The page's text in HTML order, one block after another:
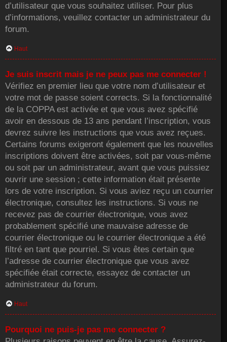
d’utilisateur que vous souhaitez utiliser. Pour plus
d’informations, veuillez contacter un administrateur du
forum.
Haut
Je suis inscrit mais je ne peux pas me connecter !
Vérifiez en premier lieu que votre nom d’utilisateur et
votre mot de passe soient corrects. Si la fonctionnalité
de la COPPA est activée et que vous avez spécifié
avoir en dessous de 13 ans pendant l’inscription, vous
devrez suivre les instructions que vous avez reçues.
Certains forums exigeront également que les nouvelles
inscriptions doivent être activées, soit par vous-même
ou soit par un administrateur, avant que vous puissiez
ouvrir une session ; cette information était présente
lors de votre inscription. Si vous aviez reçu un courrier
électronique, consultez les instructions. Si vous ne
recevez pas de courrier électronique, vous avez
probablement spécifié une mauvaise adresse de
courrier électronique ou le courrier électronique a été
filtré en tant que pourriel. Si vous êtes certain que
l’adresse de courrier électronique que vous avez
spécifiée était correcte, essayez de contacter un
administrateur du forum.
Haut
Pourquoi ne puis-je pas me connecter ?